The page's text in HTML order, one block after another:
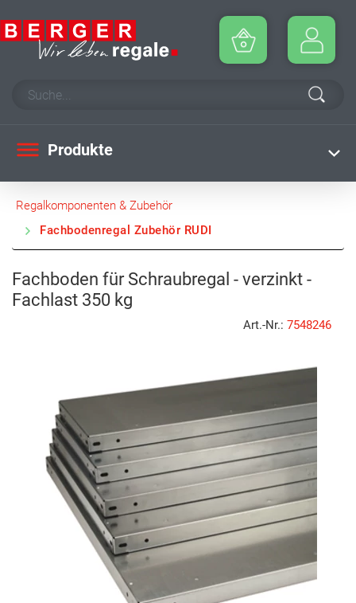
Produkte
Regalkomponenten & Zubehör
Fachbodenregal Zubehör RUDI
Fachboden für Schraubregal - verzinkt -
Fachlast 350 kg
Art.-Nr.: 7548246